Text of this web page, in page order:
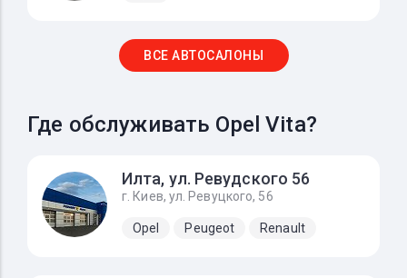
ВСЕ АВТОСАЛОНЫ
Где обслуживать Opel Vita?
Илта, ул. Ревудского 56
г. Киев, ул. Ревуцкого, 56
Opel Peugeot Renault